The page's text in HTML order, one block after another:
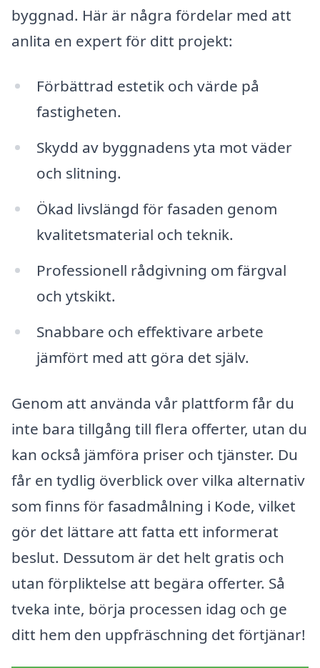
byggnad. Här är några fördelar med att
anlita en expert för ditt projekt:
Förbättrad estetik och värde på
fastigheten.
Skydd av byggnadens yta mot väder
och slitning.
Ökad livslängd för fasaden genom
kvalitetsmaterial och teknik.
Professionell rådgivning om färgval
och ytskikt.
Snabbare och effektivare arbete
jämfört med att göra det själv.
Genom att använda vår plattform får du
inte bara tillgång till flera offerter, utan du
kan också jämföra priser och tjänster. Du
får en tydlig överblick over vilka alternativ
som finns för fasadmålning i Kode, vilket
gör det lättare att fatta ett informerat
beslut. Dessutom är det helt gratis och
utan förpliktelse att begära offerter. Så
tveka inte, börja processen idag och ge
ditt hem den uppfräschning det förtjänar!